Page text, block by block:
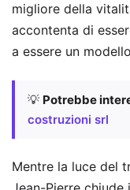
migliore della
accontenta di
a essere un
💡 Potrebbe
costruzioni srl
Mentre la luce del